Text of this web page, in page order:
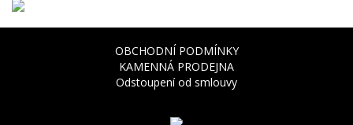
OBCHODNÍ PODMÍNKY
KAMENNÁ PRODEJNA
Odstoupení od smlouvy